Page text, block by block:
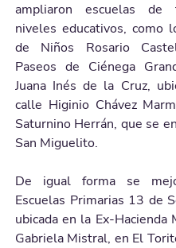
ampliaron escuelas de
niveles educativos, como
de Niños Rosario
Paseos de Ciénega
Juana Inés de la Cruz,
calle Higinio Chávez
Saturnino Herrán, que se
San Miguelito.
De igual forma se
Escuelas Primarias 13 de
ubicada en la Ex-Hacienda
Gabriela Mistral, en El